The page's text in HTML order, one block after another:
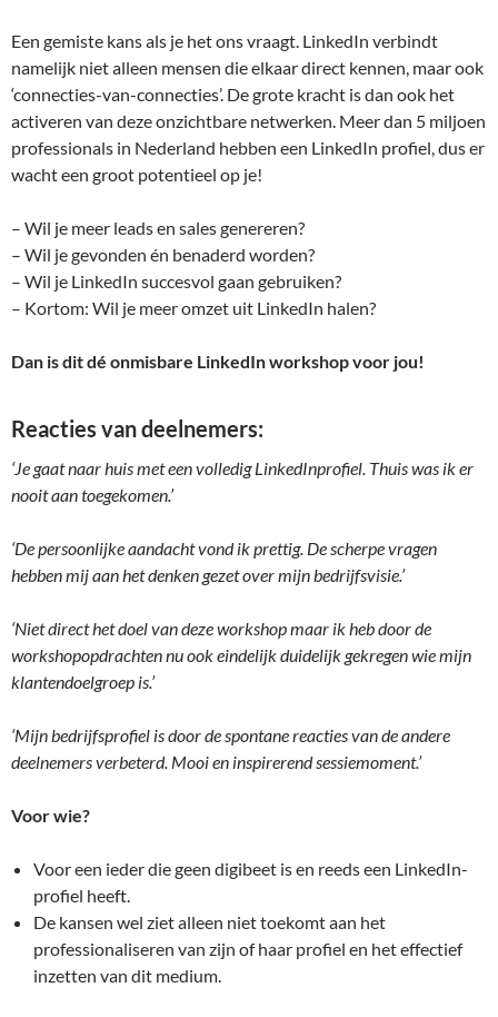
Een gemiste kans als je het ons vraagt. LinkedIn verbindt
namelijk niet alleen mensen die elkaar direct kennen, maar ook
‘connecties-van-connecties’. De grote kracht is dan ook het
activeren van deze onzichtbare netwerken. Meer dan 5 miljoen
professionals in Nederland hebben een LinkedIn profiel, dus er
wacht een groot potentieel op je!
– Wil je meer leads en sales genereren?
– Wil je gevonden én benaderd worden?
– Wil je LinkedIn succesvol gaan gebruiken?
– Kortom: Wil je meer omzet uit LinkedIn halen?
Dan is dit dé onmisbare LinkedIn workshop voor jou!
Reacties van deelnemers:
‘Je gaat naar huis met een volledig LinkedInprofiel. Thuis was ik er
nooit aan toegekomen.’
‘De persoonlijke aandacht vond ik prettig. De scherpe vragen
hebben mij aan het denken gezet over mijn bedrijfsvisie.’
‘Niet direct het doel van deze workshop maar ik heb door de
workshopopdrachten nu ook eindelijk duidelijk gekregen wie mijn
klantendoelgroep is.’
‘Mijn bedrijfsprofiel is door de spontane reacties van de andere
deelnemers verbeterd. Mooi en inspirerend sessiemoment.’
Voor wie?
Voor een ieder die geen digibeet is en reeds een LinkedIn-
profiel heeft.
De kansen wel ziet alleen niet toekomt aan het
professionaliseren van zijn of haar profiel en het effectief
inzetten van dit medium.